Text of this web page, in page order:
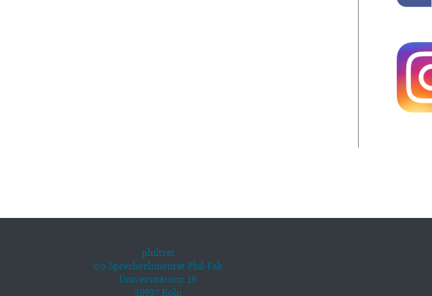
philtrat
c/o SprecherInnenrat Phil-Fak
Universitätsstr.16
50937 Köln